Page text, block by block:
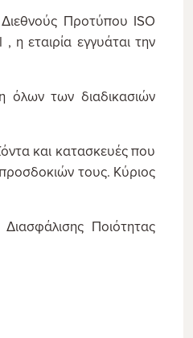
Διεθνούς Προτύπου ISO
η εταιρία εγγυάται την
όλων των διαδικασιών
και κατασκευές που
τους. Κύριος
Ποιότητας